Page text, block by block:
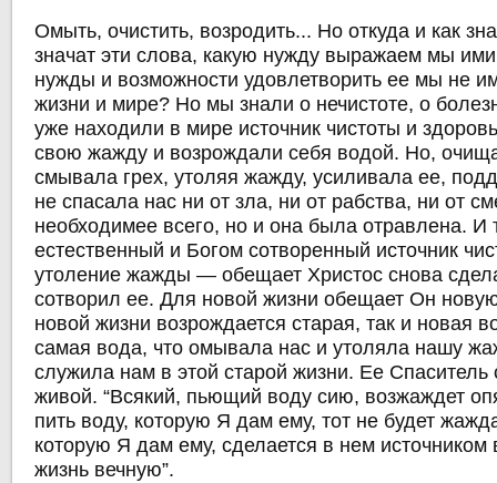
Омыть, очистить, возродить... Но откуда и как
значат эти слова, какую нужду выражаем мы
нужды и возможности удовлетворить ее мы не
жизни и мире? Но мы знали о нечистоте, о
уже находили в мире источник чистоты и
свою жажду и возрождали себя водой. Но,
смывала грех, утоляя жажду, усиливала ее,
не спасала нас ни от зла, ни от рабства, ни от
необходимее всего, но и она была отравлена. И
естественный и Богом сотворенный источник
утоление жажды — обещает Христос снова
сотворил ее. Для новой жизни обещает Он
новой жизни возрождается старая, так и новая
самая вода, что омывала нас и утоляла нашу
служила нам в этой старой жизни. Ее Спаситель
живой. “Всякий, пьющий воду сию, возжаждет
пить воду, которую Я дам ему, тот не будет
которую Я дам ему, сделается в нем
жизнь вечную”.